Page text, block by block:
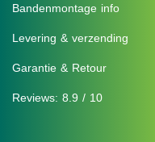
Bandenmontage info
Levering & verzending
Garantie & Retour
Reviews: 8.9 / 10